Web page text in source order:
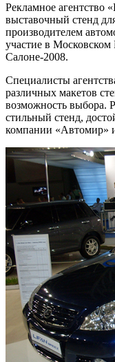
Рекламное агентство
выставочный стенд
производителем
участие в
Салоне-2008.
Специалисты
различных макетов
возможность выбора.
стильный стенд,
компании «Автомир»